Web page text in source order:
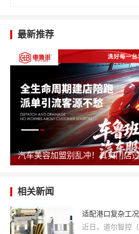
最新推荐
相关新闻
近日，道尔智控（